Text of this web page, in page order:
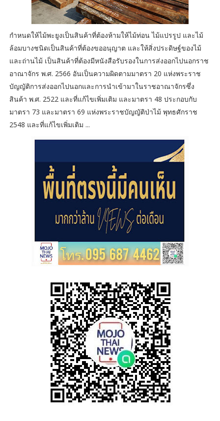
กำหนดให้ไม้พะยูงเป็นสินค้าที่ต้องห้ามให้ไม้ท่อน ไม้แปรรูป และไม้
ล้อมบางชนิดเป็นสินค้าที่ต้องขออนุญาต และให้สิ่งประดิษฐ์ของไม้
และถ่านไม้ เป็นสินค้าที่ต้องมีหนังสือรับรองในการส่งออกไปนอกราช
อาณาจักร พ.ศ. 2566 อันเป็นความผิดตามมาตรา 20 แห่งพระราช
บัญญัติการส่งออกไปนอกและการนำเข้ามาในราชอาณาจักรซึ่ง
สินค้า พ.ศ. 2522 และที่แก้ไขเพิ่มเติม และมาตรา 48 ประกอบกับ
มาตรา 73 และมาตรา 69 แห่งพระราชบัญญัติป่าไม้ พุทธศักราช
2548 และที่แก้ไขเพิ่มเติม ...